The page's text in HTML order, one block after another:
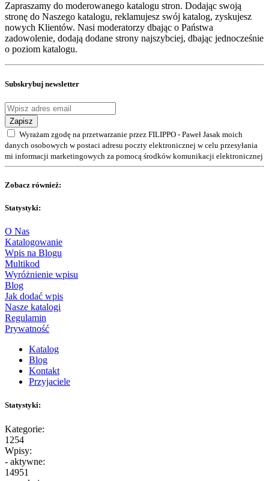
Zapraszamy do moderowanego katalogu stron. Dodając swoją
stronę do Naszego katalogu, reklamujesz swój katalog, zyskujesz
nowych Klientów. Nasi moderatorzy dbając o Państwa
zadowolenie, dodają dodane strony najszybciej, dbając jednocześnie
o poziom katalogu.
Subskrybuj newsletter
Zapisz
Wyrażam zgodę na przetwarzanie przez FILIPPO - Paweł Jasak moich
danych osobowych w postaci adresu poczty elektronicznej w celu przesyłania
mi informacji marketingowych za pomocą środków komunikacji elektronicznej
Zobacz również:
Statystyki:
O Nas
Katalogowanie
Wpis na Blogu
Multikod
Wyróżnienie wpisu
Blog
Jak dodać wpis
Nasze katalogi
Regulamin
Prywatność
Katalog
Blog
Kontakt
Przyjaciele
Statystyki:
Kategorie:
1254
Wpisy:
- aktywne:
14951